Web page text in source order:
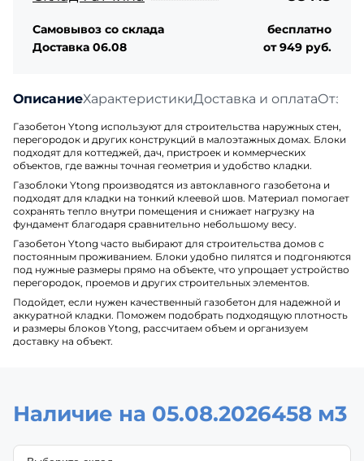
ОписаниеХарактеристикиДоставка и оплата
Газобетон Ytong используют для строительства наружных стен,
перегородок и других конструкций в малоэтажных домах. Блоки
подходят для коттеджей, дач, пристроек и коммерческих
объектов, где важны точная геометрия и удобство кладки.
Газоблоки Ytong производятся из автоклавного газобетона и
подходят для кладки на тонкий клеевой шов. Материал помогает
сохранять тепло внутри помещения и снижает нагрузку на
фундамент благодаря сравнительно небольшому весу.
Газобетон Ytong часто выбирают для строительства домов с
постоянным проживанием. Блоки удобно пилятся и подгоняются
под нужные размеры прямо на объекте, что упрощает устройство
перегородок, проемов и других строительных элементов.
Подойдет, если нужен качественный газобетон для надежной и
аккуратной кладки. Поможем подобрать подходящую плотность
и размеры блоков Ytong, рассчитаем объем и организуем
доставку на объект.
Самовывоз со склада
бесплатно
Доставка 06.08
от 949 руб.
Наличие на 05.08.2026458 м3